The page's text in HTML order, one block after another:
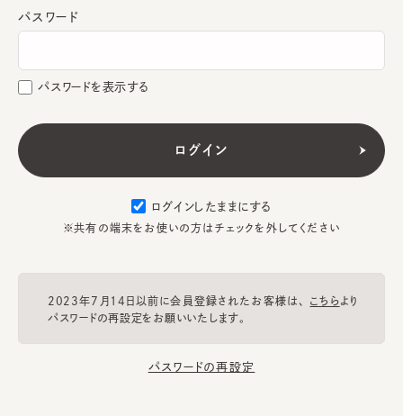
パスワード
パスワードを表示する
ログインしたままにする
※共有の端末をお使いの方はチェックを外してください
2023年7月14日以前に会員登録されたお客様は、 こちらより
パスワードの再設定をお願いいたします。
パスワードの再設定